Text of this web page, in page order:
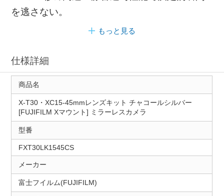
を逃さない。
もっと見る
仕様詳細
商品名
X-T30・XC15-45mmレンズキット チャコールシルバー
[FUJIFILM Xマウント] ミラーレスカメラ
型番
FXT30LK1545CS
メーカー
富士フイルム(FUJIFILM)